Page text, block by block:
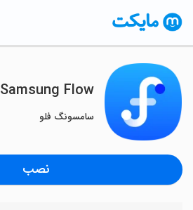
Samsung Flow
سامسونگ فلو
نصب